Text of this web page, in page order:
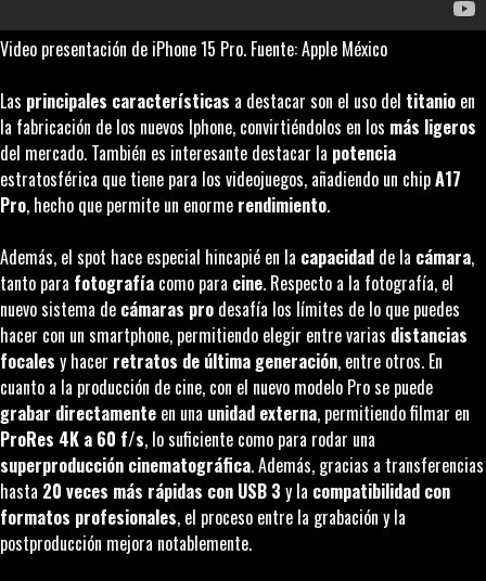
Video presentación de iPhone 15 Pro. Fuente: Apple México
Las principales características a destacar son el uso del titanio en
la fabricación de los nuevos Iphone, convirtiéndolos en los más ligeros
del mercado. También es interesante destacar la potencia
estratosférica que tiene para los videojuegos, añadiendo un chipA17
Pro, hecho que permite un enorme rendimiento.
Además, el spot hace especial hincapié en la capacidad de la cámara,
tanto para fotografía como para cine. Respecto a la fotografía, el
nuevo sistema de cámaras pro desafía los límites de lo que puedes
hacer con un smartphone, permitiendo elegir entre varias distancias
focales y hacer retratos de última generación, entre otros. En
cuanto a la producción de cine, con el nuevo modelo Pro se puede
grabar directamente en una unidad externa, permitiendo filmar en
ProRes 4K a 60 f/s, lo suficiente como para rodar una
superproducción cinematográfica. Además, gracias a transferencias
hasta 20 veces más rápidas con USB 3 y la compatibilidad con
formatos profesionales, el proceso entre la grabación y la
postproducción mejora notablemente.